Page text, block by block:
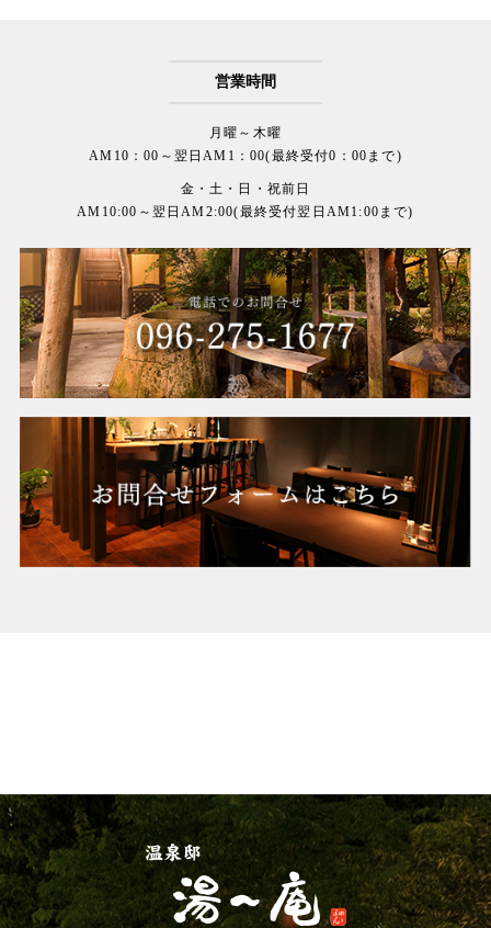
営業時間
月曜～木曜
AM10：00～翌日AM1：00(最終受付0：00まで)
金・土・日・祝前日
AM10:00～翌日AM2:00(最終受付翌日AM1:00まで)